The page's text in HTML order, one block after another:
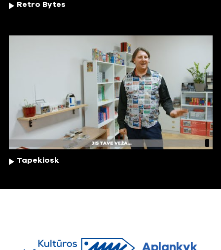
Retro Bytes
Tapekiosk